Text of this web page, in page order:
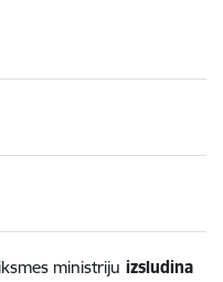
ministriju izsludina